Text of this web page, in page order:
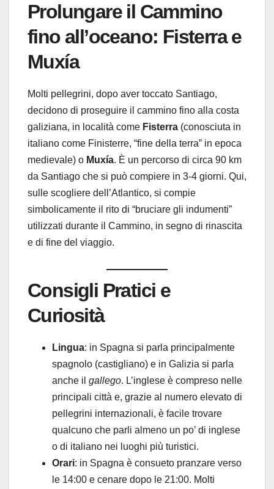
Prolungare il Cammino
fino all’oceano: Fisterra e
Muxía
Molti pellegrini, dopo aver toccato Santiago,
decidono di proseguire il cammino fino alla costa
galiziana, in località come Fisterra (conosciuta in
italiano come Finisterre, “fine della terra” in epoca
medievale) o Muxía. È un percorso di circa 90 km
da Santiago che si può compiere in 3-4 giorni. Qui,
sulle scogliere dell’Atlantico, si compie
simbolicamente il rito di “bruciare gli indumenti”
utilizzati durante il Cammino, in segno di rinascita
e di fine del viaggio.
Consigli Pratici e
Curiosità
Lingua: in Spagna si parla principalmente
spagnolo (castigliano) e in Galizia si parla
anche il gallego. L’inglese è compreso nelle
principali città e, grazie al numero elevato di
pellegrini internazionali, è facile trovare
qualcuno che parli almeno un po’ di inglese
o di italiano nei luoghi più turistici.
Orari: in Spagna è consueto pranzare verso
le 14:00 e cenare dopo le 21:00. Molti